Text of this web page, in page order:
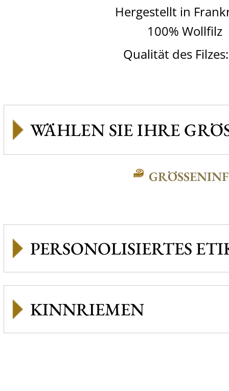
Hergestellt in
100% Wollfilz
Qualität des
GRÖSSENINFO
PERSONOLISIERTES
KINNRIEMEN